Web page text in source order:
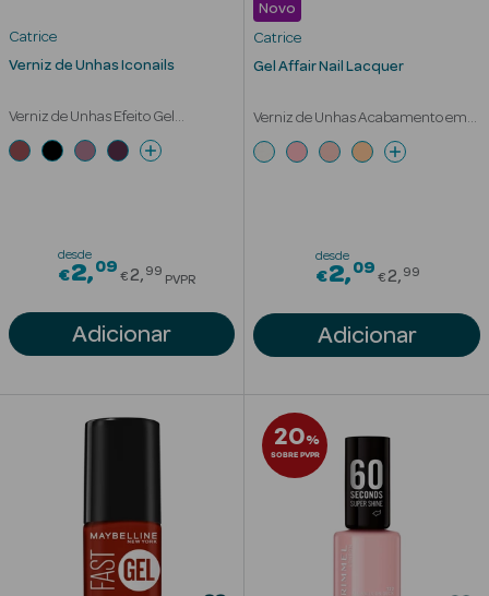
Ver Tudo
Hidratantes
Banho
Refirmantes
Esfoliantes
Corporais
Catrice
Verniz de Unhas Iconails
Verniz de Unhas Efeito Gel
Brilhante
desde
€2 09Price reduced from
€2 99
PVPR
Adicionar
Novo
Catrice
Gel Affair Nail Lacquer
Verniz de Unhas Acabamento em
Gel
desde
€2 09Price
€2 99
Adicionar
20%
SOBRE PVPR